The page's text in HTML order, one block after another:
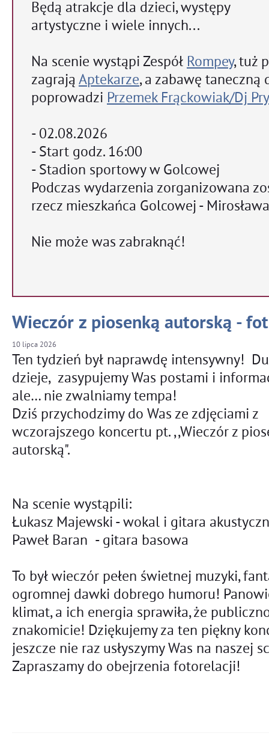
Będą atrakcje dla dzieci, występy
artystyczne i wiele innych...
Na scenie wystąpi Zespół Rompey, tuż
zagrają Aptekarze, a zabawę taneczną
poprowadzi Przemek Frąckowiak/Dj
- 02.08.2026
- Start godz. 16:00
- Stadion sportowy w Golcowej
Podczas wydarzenia zorganizowana
rzecz mieszkańca Golcowej -
Nie może was zabraknąć!
Wieczór z piosenką autorską -
10 lipca 2026
Ten tydzień był naprawdę intensywny!
dzieje, zasypujemy Was postami i
ale… nie zwalniamy tempa!
Dziś przychodzimy do Was ze zdjęciami z
wczorajszego koncertu pt. ,,Wieczór z
autorską".
Na scenie wystąpili:
Łukasz Majewski - wokal i gitara
Paweł Baran - gitara basowa
To był wieczór pełen świetnej muzyki,
ogromnej dawki dobrego humoru!
klimat, a ich energia sprawiła, że
znakomicie! Dziękujemy za ten piękny
jeszcze nie raz usłyszymy Was na naszej
Zapraszamy do obejrzenia fotorelacji!